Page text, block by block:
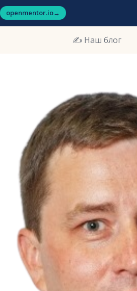
openmentor.io→
✍️ Наш блог